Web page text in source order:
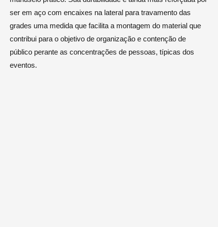
ser em aço com encaixes na lateral para travamento das
grades uma medida que facilita a montagem do material que
contribui para o objetivo de organização e contenção de
público perante as concentrações de pessoas, típicas dos
eventos.